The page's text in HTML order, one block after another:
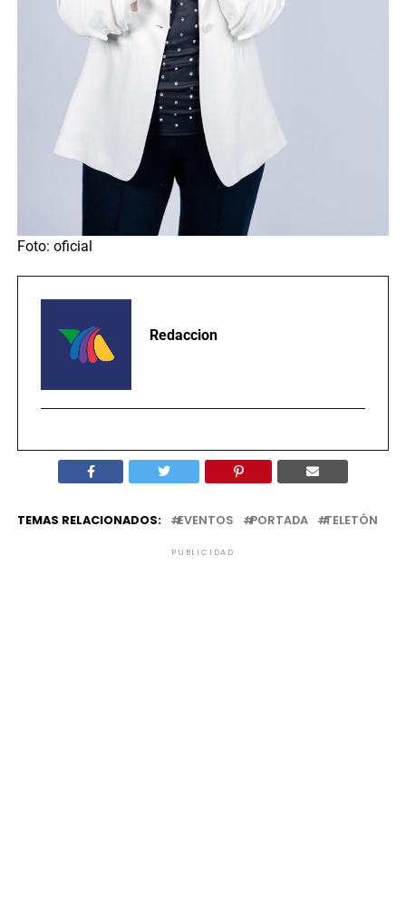
Foto: oficial
Redaccion
TEMAS RELACIONADOS: EVENTOS PORTADA TELETÓN
PUBLICIDAD